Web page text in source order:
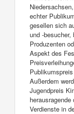
echter
gesellen sich
und -besucher,
Produzenten
Aspekt des
Außerdem
Jugendpreis
Verdienste in